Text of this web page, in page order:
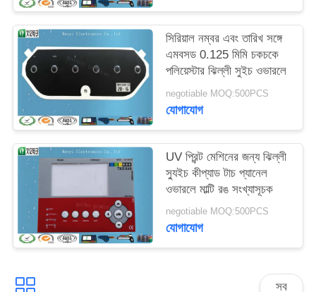
সিরিয়াল নম্বর এবং তারিখ সঙ্গে
এমবসড 0.125 মিমি চকচকে
পলিয়েস্টার ঝিল্লী সুইচ ওভারলে
negotiable MOQ:500PCS
যোগাযোগ
UV প্রিন্ট মেশিনের জন্য ঝিল্লী
স্যুইচ কীপ্যাড টাচ প্যানেল
ওভারলে মাল্টি রঙ সংখ্যাসূচক
negotiable MOQ:500PCS
যোগাযোগ
সব